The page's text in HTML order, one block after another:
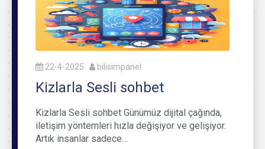
22-4-2025 bilisimpanel
Kizlarla Sesli sohbet
Kizlarla Sesli sohbet Günümüz dijital çağında,
iletişim yöntemleri hızla değişiyor ve gelişiyor.
Artık insanlar sadece…